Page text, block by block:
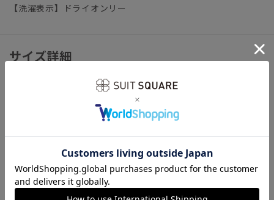
【洗濯表示】ドライオンリー
サイズ詳細
全長145.0cm 大剣幅8.0cm
※商品の仕上がりサイズ（出来上がり寸法）は上記のサイズ表
の違いが生じる場合がございます。
※商品画像はできる限り実際の色に近づけて掲載しております
が、パソコン環境により色味に誤差が生じる場合がございま